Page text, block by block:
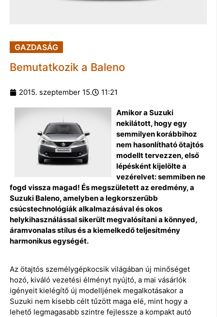
GAZDASÁG
Bemutatkozik a Baleno
2015. szeptember 15. 11:21
Amikor a Suzuki
nekilátott, hogy egy
semmilyen korábbihoz
nem hasonlítható ötajtós
modellt tervezzen, első
lépésként kijelölte a
vezérelvet: semmiben ne
fogd vissza magad! És megszületett az eredmény, a
Suzuki Baleno, amelyben a legkorszerűbb
csúcstechnológiák alkalmazásával és okos
helykihasználással sikerült megvalósítani a könnyed,
áramvonalas stílus és a kiemelkedő teljesítmény
harmonikus egységét.
Az ötajtós személygépkocsik világában új minőséget
hozó, kiváló vezetési élményt nyújtó, a mai vásárlók
igényeit kielégítő új modelljének megalkotásakor a
Suzuki nem kisebb célt tűzött maga elé, mint hogy a
lehető legmagasabb szintre fejlessze a kompakt autó